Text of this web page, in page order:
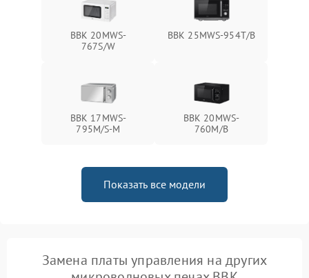
BBK 20MWS-
767S/W
BBK 25MWS-954T/B
BBK 17MWS-
795M/S-M
BBK 20MWS-
760M/B
Показать все модели
Замена платы управления на других